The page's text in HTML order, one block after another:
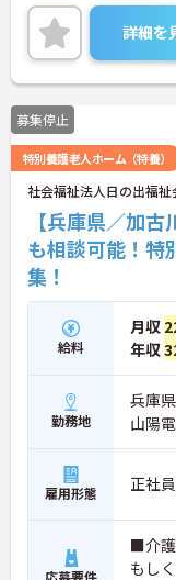
詳細を
募集停止
特別養護老人ホーム（特養）
社会福祉法人日の出福
【兵庫県／加
も相談可能！特
集！
給料
月収
年収
勤務地
兵庫
山陽
雇用形態 正社
■介護
もし